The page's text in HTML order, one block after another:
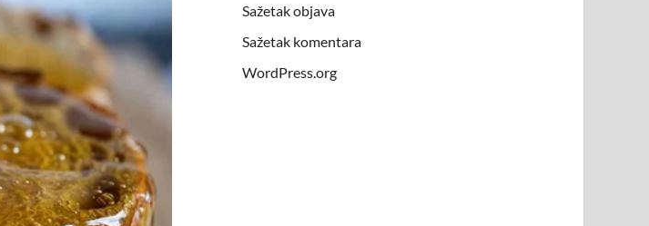
Sažetak objava
Sažetak komentara
WordPress.org